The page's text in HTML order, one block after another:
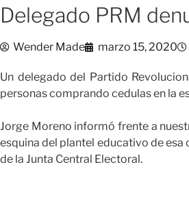
Delegado PRM
Wender Made marzo 15, 2020
Un delegado del Partido
personas comprando cedulas en la
Jorge Moreno informó frente a
esquina del plantel educativo de
de la Junta Central Electoral.